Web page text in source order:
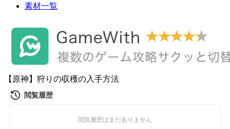
素材一覧
【原神】狩りの収穫の入手方法